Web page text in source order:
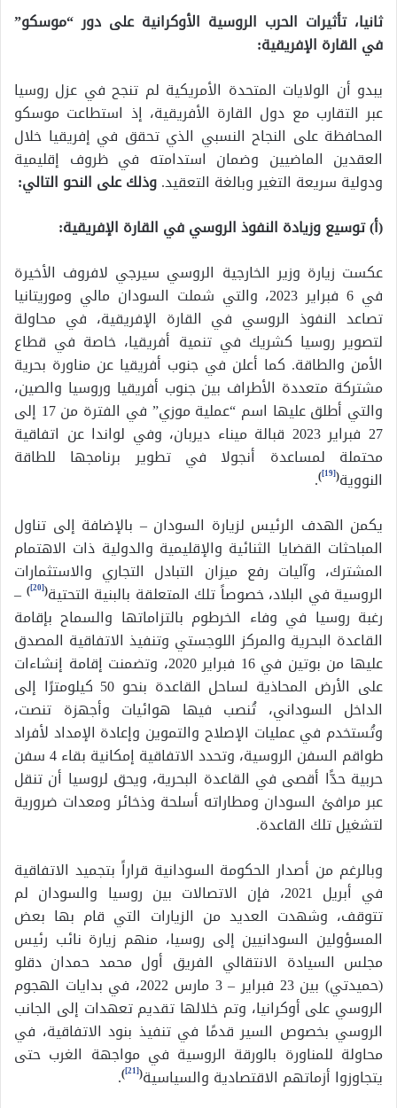
ثانيا، تأثيرات الحرب الروسية الأوكرانية على دور “موسكو”
في القارة الإفريقية:
يبدو أن الولايات المتحدة الأمريكية لم تنجح في عزل روسيا
عبر التقارب مع دول القارة الأفريقية، إذ استطاعت موسكو
المحافظة على النجاح النسبي الذي تحقق في إفريقيا خلال
العقدين الماضيين وضمان استدامته في ظروف إقليمية
ودولية سريعة التغير وبالغة التعقيد.وذلك على النحو التالي:
(أ) توسيع وزيادة النفوذ الروسي في القارة الإفريقية:
عكست زيارة وزير الخارجية الروسي سيرجي لافروف الأخيرة
في 6 فبراير 2023، والتي شملت السودان مالي وموريتانيا
تصاعد النفوذ الروسي في القارة الإفريقية، في محاولة
لتصوير روسيا كشريك في تنمية أفريقيا، خاصة في قطاع
الأمن والطاقة. كما أعلن في جنوب أفريقيا عن مناورة بحرية
مشتركة متعددة الأطراف بين جنوب أفريقيا وروسيا والصين،
والتي أطلق عليها اسم “عملية موزي” في الفترة من 17 إلى
27 فبراير 2023 قبالة ميناء ديربان، وفي لواندا عن اتفاقية
محتملة لمساعدة أنجولا في تطوير برنامجها للطاقة
النووية(
[19]
)
.
يكمن الهدف الرئيس لزيارة السودان – بالإضافة إلى تناول
المباحثات القضايا الثنائية والإقليمية والدولية ذات الاهتمام
المشترك، وآليات رفع ميزان التبادل التجاري والاستثمارات
الروسية في البلاد، خصوصاً تلك المتعلقة بالبنية التحتية(
[20]
)
–
رغبة روسيا في وفاء الخرطوم بالتزاماتها والسماح بإقامة
القاعدة البحرية والمركز اللوجستي وتنفيذ الاتفاقية المصدق
عليها من بوتين في 16 فبراير 2020، وتضمنت إقامة إنشاءات
على الأرض المحاذية لساحل القاعدة بنحو 50 كيلومترًا إلى
الداخل السوداني، تُنصب فيها هوائيات وأجهزة تنصت،
وتُستخدم في عمليات الإصلاح والتموين وإعادة الإمداد لأفراد
طواقم السفن الروسية، وتحدد الاتفاقية إمكانية بقاء 4 سفن
حربية حدًّا أقصى في القاعدة البحرية، ويحق لروسيا أن تنقل
عبر مرافئ السودان ومطاراته أسلحة وذخائر ومعدات ضرورية
لتشغيل تلك القاعدة.
وبالرغم من أصدار الحكومة السودانية قراراً بتجميد الاتفاقية
في أبريل 2021، فإن الاتصالات بين روسيا والسودان لم
تتوقف، وشهدت العديد من الزيارات التي قام بها بعض
المسؤولين السودانيين إلى روسيا، منهم زيارة نائب رئيس
مجلس السيادة الانتقالي الفريق أول محمد حمدان دقلو
(حميدتي) بين 23 فبراير – 3 مارس 2022، في بدايات الهجوم
الروسي على أوكرانيا، وتم خلالها تقديم تعهدات إلى الجانب
الروسي بخصوص السير قدمًا في تنفيذ بنود الاتفاقية، في
محاولة للمناورة بالورقة الروسية في مواجهة الغرب حتى
يتجاوزوا أزماتهم الاقتصادية والسياسية(
[21]
)
.